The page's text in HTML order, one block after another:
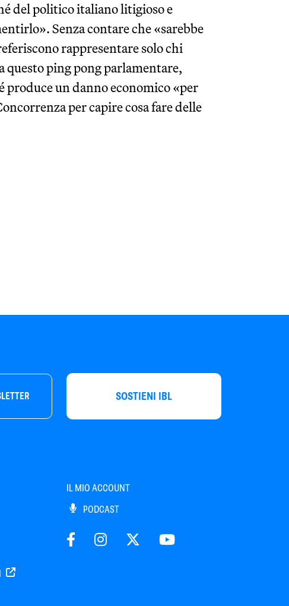
del politico italiano litigioso e
Senza contare che «sarebbe
rappresentare solo chi
ping pong parlamentare,
produce un danno economico «per
per capire cosa fare delle
SOSTIENI IBL
IL MIO ACCOUNT
PODCAST